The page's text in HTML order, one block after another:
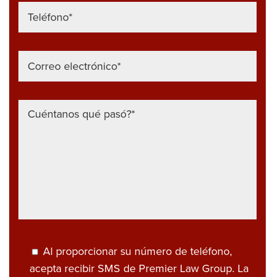
Al proporcionar su número de teléfono,
acepta recibir SMS de Premier Law Group. La